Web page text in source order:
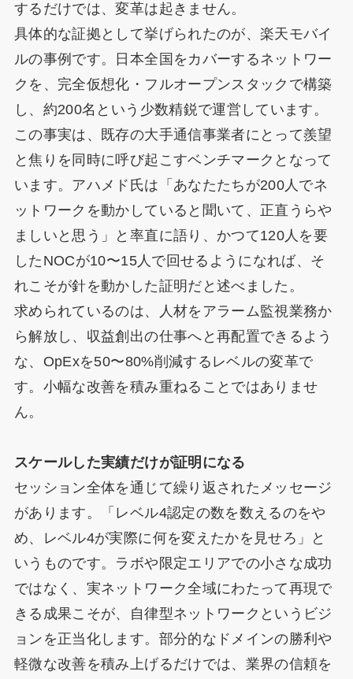
するだけでは、変革は起きません。
具体的な証拠として挙げられたのが、楽天モバイ
ルの事例です。日本全国をカバーするネットワー
クを、完全仮想化・フルオープンスタックで構築
し、約200名という少数精鋭で運営しています。
この事実は、既存の大手通信事業者にとって羨望
と焦りを同時に呼び起こすベンチマークとなって
います。アハメド氏は「あなたたちが200人でネ
ットワークを動かしていると聞いて、正直うらや
ましいと思う」と率直に語り、かつて120人を要
したNOCが10〜15人で回せるようになれば、そ
れこそが針を動かした証明だと述べました。
求められているのは、人材をアラーム監視業務か
ら解放し、収益創出の仕事へと再配置できるよう
な、OpExを50〜80%削減するレベルの変革で
す。小幅な改善を積み重ねることではありませ
ん。
スケールした実績だけが証明になる
セッション全体を通じて繰り返されたメッセージ
があります。「レベル4認定の数を数えるのをや
め、レベル4が実際に何を変えたかを見せろ」と
いうものです。ラボや限定エリアでの小さな成功
ではなく、実ネットワーク全域にわたって再現で
きる成果こそが、自律型ネットワークというビジ
ョンを正当化します。部分的なドメインの勝利や
軽微な改善を積み上げるだけでは、業界の信頼を